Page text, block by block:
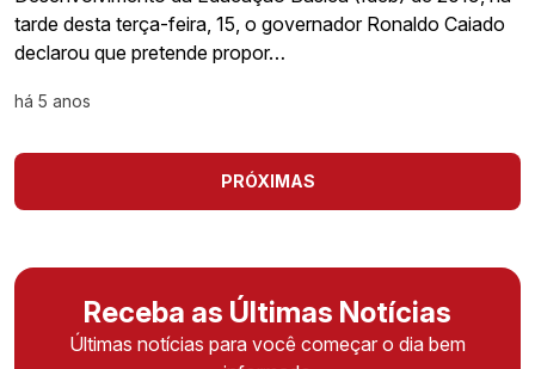
tarde desta terça-feira, 15, o governador Ronaldo Caiado
declarou que pretende propor…
há 5 anos
PRÓXIMAS
Receba as Últimas Notícias
Últimas notícias para você começar o dia bem